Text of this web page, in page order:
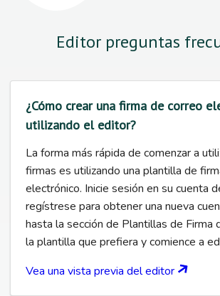
Editor preguntas
¿Cómo crear una firma de correo
utilizando el editor?
La forma más rápida de comenzar a
firmas es utilizando una plantilla de
electrónico. Inicie sesión en su cuenta
regístrese para obtener una nueva
hasta la sección de Plantillas de Firma
la plantilla que prefiera y comience a
Vea una vista previa del editor